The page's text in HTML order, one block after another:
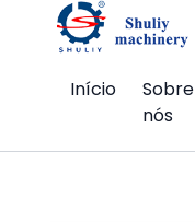
Início
Sobre
nós